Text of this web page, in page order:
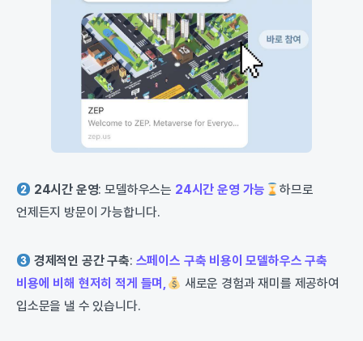
24시간 운영: 모델하우스는 24시간 운영 가능
하므로
언제든지 방문이 가능합니다.
경제적인 공간 구축: 스페이스 구축 비용이 모델하우스 구축
비용에 비해 현저히 적게 들며,
새로운 경험과 재미를 제공하여
입소문을 낼 수 있습니다.